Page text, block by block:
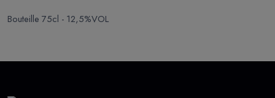
Bouteille 75cl - 12,5%VOL